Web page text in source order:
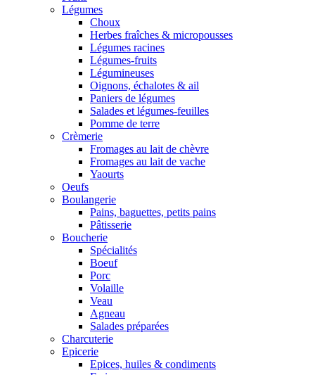
Légumes
Choux
Herbes fraîches & micropousses
Légumes racines
Légumes-fruits
Légumineuses
Oignons, échalotes & ail
Paniers de légumes
Salades et légumes-feuilles
Pomme de terre
Crèmerie
Fromages au lait de chèvre
Fromages au lait de vache
Yaourts
Oeufs
Boulangerie
Pains, baguettes, petits pains
Pâtisserie
Boucherie
Spécialités
Boeuf
Porc
Volaille
Veau
Agneau
Salades préparées
Charcuterie
Epicerie
Epices, huiles & condiments